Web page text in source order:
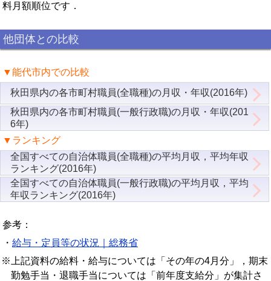
料月額順位です．
他団体との比較
▼能代市内での比較
秋田県内の各市町村職員(全職種)の月収・年収(2016年)
秋田県内の各市町村職員(一般行政職)の月収・年収(201
6年)
▼ランキング
全国すべての自治体職員(全職種)の平均月収，平均年収
ランキング(2016年)
全国すべての自治体職員(一般行政職)の平均月収，平均
年収ランキング(2016年)
参考：
・ 給与・定員等の状況｜総務省
※上記資料の給料・給与については「その年の4月分」，期末
勤勉手当・退職手当については「前年度支給分」が集計さ